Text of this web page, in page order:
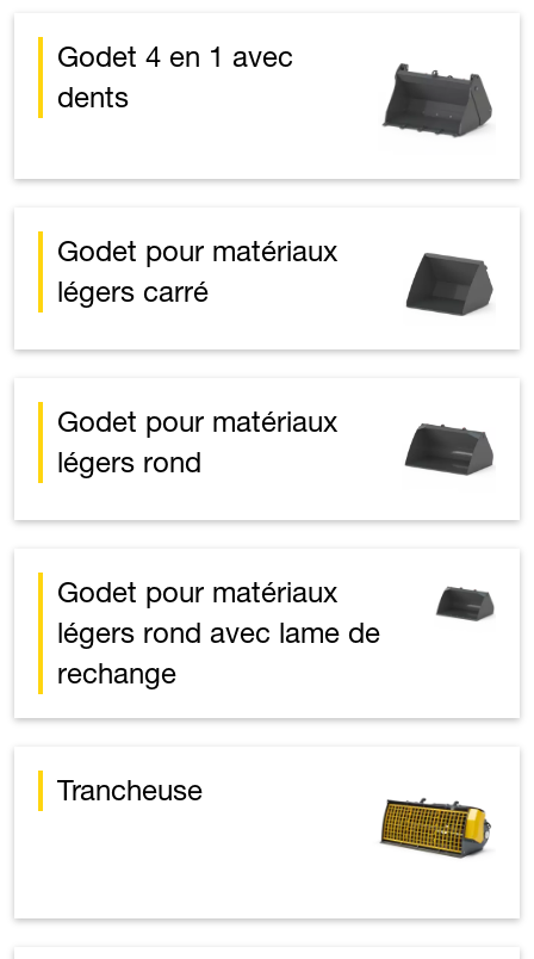
Godet 4 en 1 avec
dents
Godet pour matériaux
légers carré
Godet pour matériaux
légers rond
Godet pour matériaux
légers rond avec lame de
rechange
Trancheuse